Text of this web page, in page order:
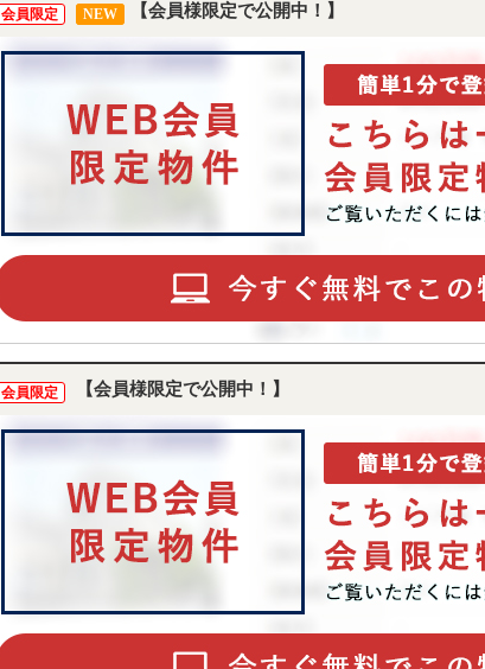
会員限定 NEW 【会員様限定で公開中！】
会員限定 【会員様限定で公開中！】